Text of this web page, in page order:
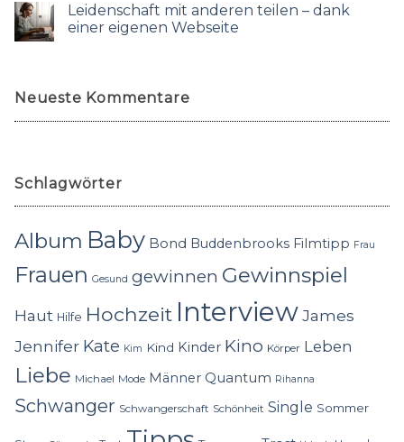
Leidenschaft mit anderen teilen – dank
einer eigenen Webseite
Neueste Kommentare
Schlagwörter
Album Baby Bond Buddenbrooks Filmtipp Frau
Frauen Gesund gewinnen Gewinnspiel
Haut Hilfe Hochzeit InterviewJames
Jennifer Kate Kim Kind Kinder Kino Körper Leben
Liebe Michael Mode Männer Quantum Rihanna
Schwanger Schwangerschaft Schönheit Single Sommer